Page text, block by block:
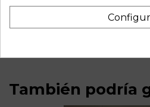
Recambio de centralita airbag
0.02 | 0.97 - 0.02 referencia OEM
022151468249
También podría